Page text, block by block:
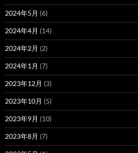
2024年5月 (6)
2024年4月 (14)
2024年2月 (2)
2024年1月 (7)
2023年12月 (3)
2023年10月 (5)
2023年9月 (10)
2023年8月 (7)